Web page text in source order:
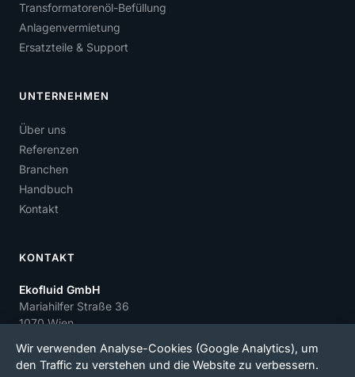
Transformatorenöl-Befüllung
Anlagenvermietung
Ersatzteile & Support
UNTERNEHMEN
Über uns
Referenzen
Branchen
Handbuch
Kontakt
KONTAKT
Ekofluid GmbH
Mariahilfer Straße 36
1070 Wien
office@ekofluid.com
Wir verwenden Analyse-Cookies (Google Analytics), um
den Traffic zu verstehen und die Website zu verbessern.